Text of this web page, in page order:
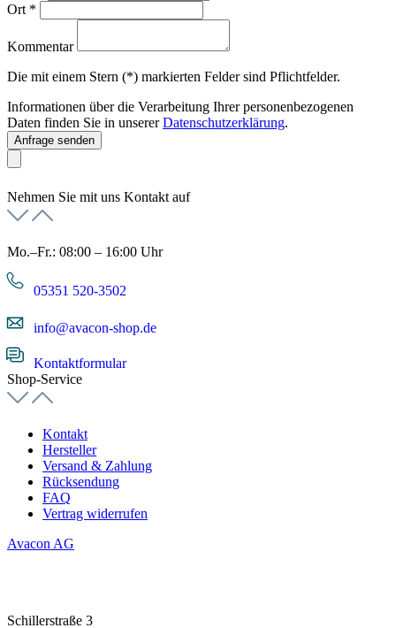
Ort *
Kommentar
Die mit einem Stern (*) markierten Felder sind Pflichtfelder.
Informationen über die Verarbeitung Ihrer personenbezogenen
Daten finden Sie in unsererDatenschutzerklärung.
Anfrage senden
Nehmen Sie mit uns Kontakt auf
Mo.–Fr.: 08:00 – 16:00 Uhr
05351 520-3502
info@avacon-shop.de
Kontaktformular
Shop-Service
Kontakt
Hersteller
Versand & Zahlung
Rücksendung
FAQ
Vertrag widerrufen
Avacon AG
Schillerstraße 3